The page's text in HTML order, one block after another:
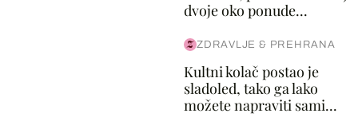
dvoje oko ponude...
ZDRAVLJE & PREHRANA
Kultni kolač postao je
sladoled, tako ga lako
možete napraviti sami...